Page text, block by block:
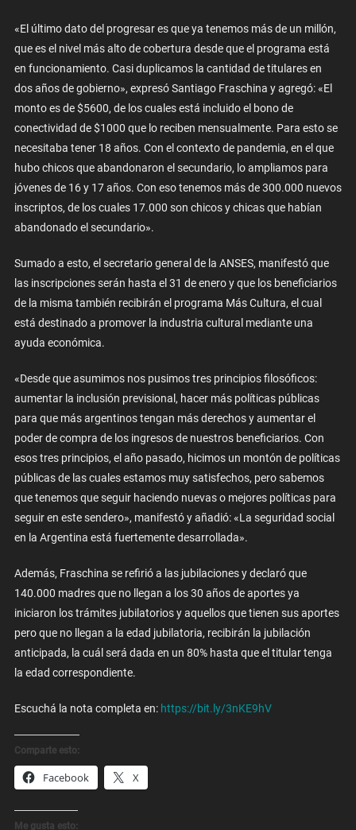
«El último dato del progresar es que ya tenemos más de un millón,
que es el nivel más alto de cobertura desde que el programa está
en funcionamiento. Casi duplicamos la cantidad de titulares en
dos años de gobierno», expresó Santiago Fraschina y agregó: «El
monto es de $5600, de los cuales está incluido el bono de
conectividad de $1000 que lo reciben mensualmente. Para esto se
necesitaba tener 18 años. Con el contexto de pandemia, en el que
hubo chicos que abandonaron el secundario, lo ampliamos para
jóvenes de 16 y 17 años. Con eso tenemos más de 300.000 nuevos
inscriptos, de los cuales 17.000 son chicos y chicas que habían
abandonado el secundario».
Sumado a esto, el secretario general de la ANSES, manifestó que
las inscripciones serán hasta el 31 de enero y que los beneficiarios
de la misma también recibirán el programa Más Cultura, el cual
está destinado a promover la industria cultural mediante una
ayuda económica.
«Desde que asumimos nos pusimos tres principios filosóficos:
aumentar la inclusión previsional, hacer más políticas públicas
para que más argentinos tengan más derechos y aumentar el
poder de compra de los ingresos de nuestros beneficiarios. Con
esos tres principios, el año pasado, hicimos un montón de políticas
públicas de las cuales estamos muy satisfechos, pero sabemos
que tenemos que seguir haciendo nuevas o mejores políticas para
seguir en este sendero», manifestó y añadió: «La seguridad social
en la Argentina está fuertemente desarrollada».
Además, Fraschina se refirió a las jubilaciones y declaró que
140.000 madres que no llegan a los 30 años de aportes ya
iniciaron los trámites jubilatorios y aquellos que tienen sus aportes
pero que no llegan a la edad jubilatoria, recibirán la jubilación
anticipada, la cuál será dada en un 80% hasta que el titular tenga
la edad correspondiente.
Escuchá la nota completa en: https://bit.ly/3nKE9hV
Comparte esto:
Facebook X
Me gusta esto: